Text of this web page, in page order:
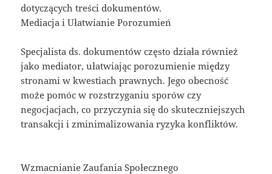
dotyczących treści dokumentów.
Mediacja i Ułatwianie Porozumień
Specjalista ds. dokumentów często działa również
jako mediator, ułatwiając porozumienie między
stronami w kwestiach prawnych. Jego obecność
może pomóc w rozstrzyganiu sporów czy
negocjacjach, co przyczynia się do skuteczniejszych
transakcji i zminimalizowania ryzyka konfliktów.
Wzmacnianie Zaufania Społecznego